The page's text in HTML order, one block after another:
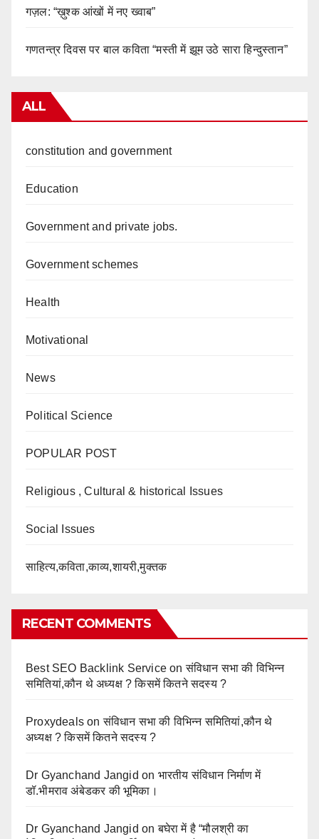
गज़ल: “ख़ुश्क आंखों में नए ख्वाब”
गणतन्त्र दिवस पर बाल कविता “मस्ती में झूम उठे सारा हिन्दुस्तान”
ALL
constitution and government
Education
Government and private jobs.
Government schemes
Health
Motivational
News
Political Science
POPULAR POST
Religious , Cultural & historical Issues
Social Issues
साहित्य,कविता,काव्य,शायरी,मुक्तक
RECENT COMMENTS
Best SEO Backlink Service onसंविधान सभा की विभिन्न
समितियां,कौन थे अध्यक्ष ? किसमें कितने सदस्य ?
Proxydeals onसंविधान सभा की विभिन्न समितियां,कौन थे
अध्यक्ष ? किसमें कितने सदस्य ?
Dr Gyanchand Jangid on भारतीय संविधान निर्माण में
डॉ.भीमराव अंबेडकर की भूमिका।
Dr Gyanchand Jangid onबघेरा में है “मौलश्री का